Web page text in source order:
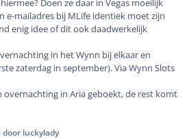
Doen ze daar in Vegas moeilijk
e-mailadres bij MLife identiek moet zijn
enig idee of dit ook daadwerkelijk
in het Wynn bij elkaar en
zaterdag in september). Via Wynn Slots
overnachting in Aria geboekt, de rest komt
luckylady